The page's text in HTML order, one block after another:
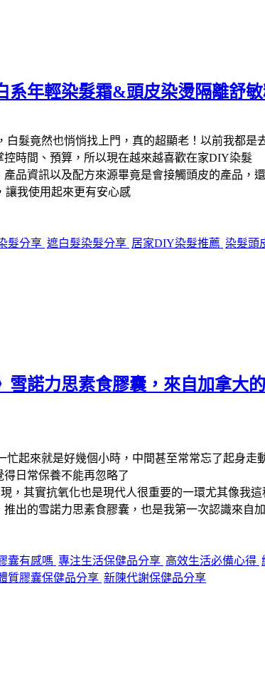
系年輕染髮霜&頭皮染燙隔離舒
髮竟然也悄悄找上門，真的超顯老！以前我都
時間、預算，所以現在越來越喜歡在家DIY染髮
品資訊以及配方來源畢竟是會接觸頭皮的產品，
讓我使用起來更有安心感
髮分享 遮白髮染髮分享 居家DIY染髮推薦 染髮頭
雪諾力思素食膠囊，來自加拿大
起來就是好幾個小時，中間甚至常常忘了起身
日常保養不能再忽略了
，其實抗氧化也是現代人很重要的一環尤其像我
出的雪諾力思素食膠囊，也是我第一次認識來自
囊有感嗎 專注生活保健品分享 高效生活必備心得
質膠囊保健品分享 新陳代謝保健品分享